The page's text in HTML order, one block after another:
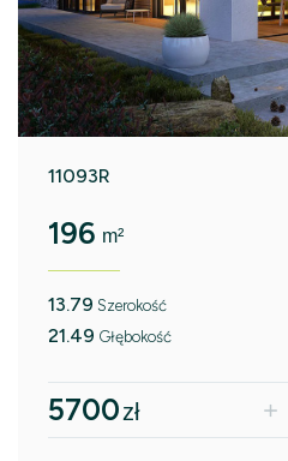
11093R
196 m²
13.79 Szerokość
21.49 Głębokość
5700zł